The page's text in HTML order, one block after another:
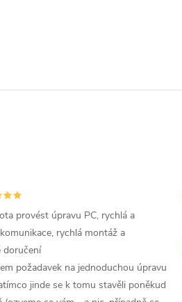
provést úpravu PC, rychlá a
rychlá montáž a
doručení
požadavek na jednoduchou úpravu
jinde se k tomu stavěli poněkud